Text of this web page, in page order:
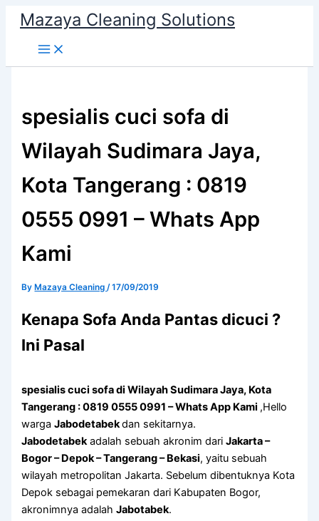
content
Mazaya Cleaning Solutions
spesialis cuci sofa di
Wilayah Sudimara Jaya,
Kota Tangerang : 0819
0555 0991 – Whats App
Kami
By Mazaya Cleaning/17/09/2019
Kenapa Sofa Andа Pantas dicuci ?
Ini Pasal
spesialis cuci sofa di Wilayah Sudimara Jaya, Kota
Tangerang : 0819 0555 0991 – Whats App Kami ,Hello
wargaJabodetabekdan sekitarnya.
Jabodetabekadalah sebuah akronim dariJakarta –
Bogor – Depok – Tangerang – Bekasi, yaitu sebuah
wilayah metropolitan Jakarta. Sebelum dibentuknya Kota
Depok sebagai pemekaran dari Kabupaten Bogor,
akronimnya adalahJabotabek.